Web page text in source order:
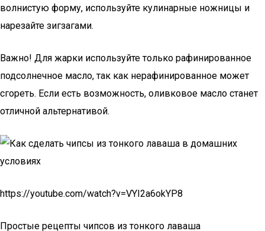
волнистую форму, используйте кулинарные ножницы и
нарезайте зигзагами.
Важно! Для жарки используйте только рафинированное
подсолнечное масло, так как нерафинированное может
сгореть. Если есть возможность, оливковое масло станет
отличной альтернативой.
https://youtube.com/watch?v=VYI2a6okYP8
Простые рецепты чипсов из тонкого лаваша